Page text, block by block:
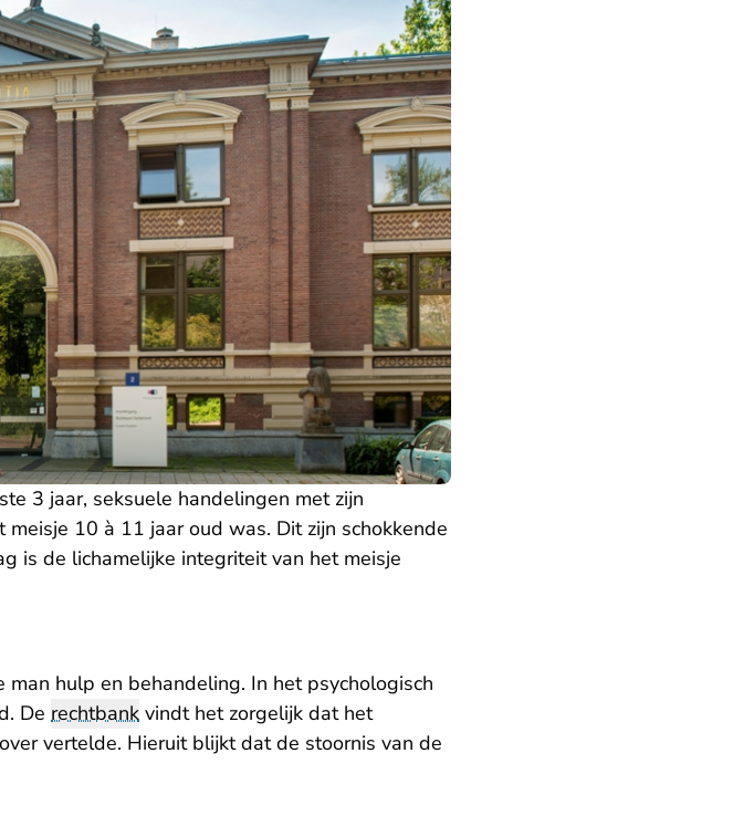
3 jaar, seksuele handelingen met zijn
10 à 11 jaar oud was. Dit zijn schokkende
is de lichamelijke integriteit van het meisje
hulp en behandeling. In het psychologisch
De rechtbank vindt het zorgelijk dat het
vertelde. Hieruit blijkt dat de stoornis van de